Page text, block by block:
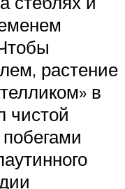
растение
в
чистой